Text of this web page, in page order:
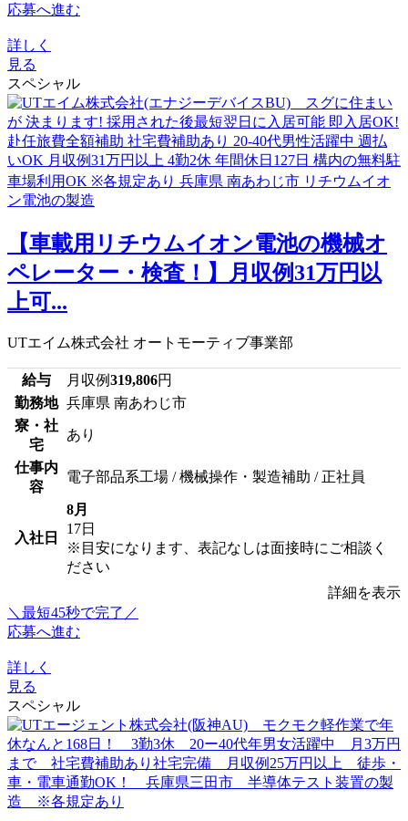
応募へ進む
詳しく
見る
スペシャル
【車載用リチウムイオン電池の機械オ
ペレーター・検査！】月収例31万円以
上可...
UTエイム株式会社 オートモーティブ事業部
給与 月収例319,806円
勤務地 兵庫県 南あわじ市
寮・社
宅
あり
仕事内
容
電子部品系工場 / 機械操作・製造補助 / 正社員
入社日
8月
17日
※目安になります、表記なしは面接時にご相談く
ださい
詳細を表示
＼最短45秒で完了／
応募へ進む
詳しく
見る
スペシャル